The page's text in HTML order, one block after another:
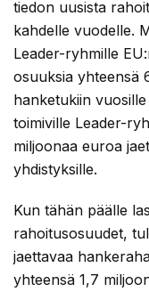
tiedon uusista
kahdelle vuodelle.
Leader-ryhmille
osuuksia yhteensä
hanketukiin
toimiville Leader-
miljoonaa euroa
yhdistyksille.
Kun tähän päälle
rahoitusosuudet,
jaettavaa
yhteensä 1,7